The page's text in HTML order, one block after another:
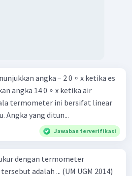
angka − 2 0 ∘ x ketika es
angka 14 0 ∘ x ketika air
termometer ini bersifat linear
Angka yang ditun...
Jawaban terverifikasi
dengan termometer
Fahrenheit suhu benda tersebut adalah ... (UM UGM 2014)